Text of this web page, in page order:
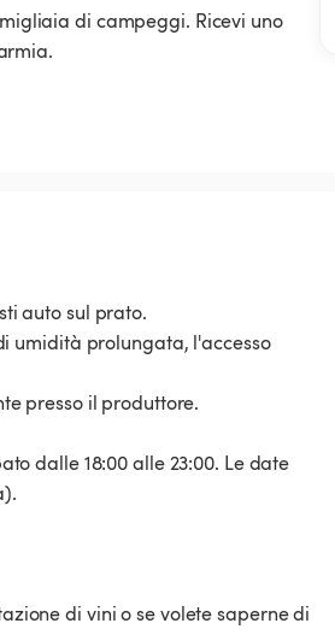
di campeggi. Ricevi uno
auto sul prato.
umidità prolungata, l'accesso
presso il produttore.
dalle 18:00 alle 23:00. Le date
di vini o se volete saperne di